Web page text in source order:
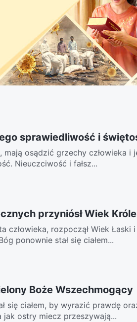
sprawiedliwość i
mają osądzić grzechy człowieka i
Nieuczciwość i fałsz...
przyniósł Wiek
człowieka, rozpoczął Wiek Łaski
ponownie stał się ciałem...
Boże Wszechmogący
się ciałem, by wyrazić prawdę
jak ostry miecz przeszywają...